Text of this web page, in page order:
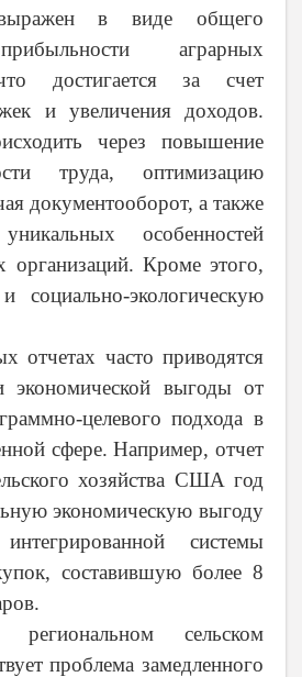
в виде общего
аграрных
достигается за счет
и увеличения доходов.
через повышение
труда, оптимизацию
документооборот, а также
особенностей
организаций. Кроме этого,
социально-экологическую
отчетах часто приводятся
экономической выгоды от
целевого подхода в
сфере. Например, отчет
хозяйства США год
экономическую выгоду
системы
составившую более 8
сельском
проблема замедленного